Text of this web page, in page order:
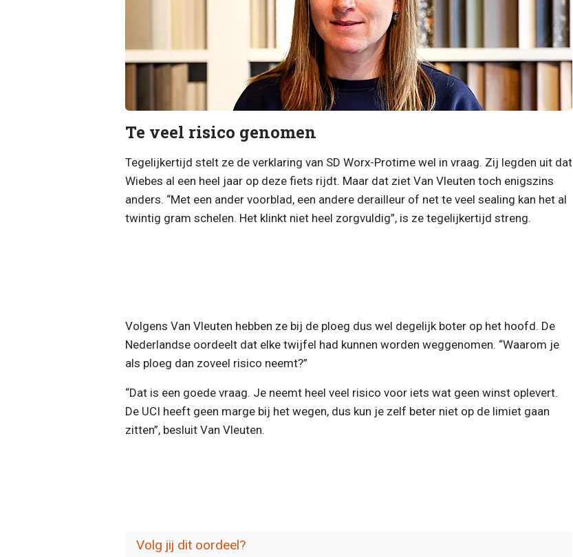
Te veel risico genomen
Tegelijkertijd stelt ze de verklaring van SD Worx-Protime wel in vraag. Zij legden uit dat
Wiebes al een heel jaar op deze fiets rijdt. Maar dat ziet Van Vleuten toch enigszins
anders. “Met een ander voorblad, een andere derailleur of net te veel sealing kan het al
twintig gram schelen. Het klinkt niet heel zorgvuldig”, is ze tegelijkertijd streng.
Volgens Van Vleuten hebben ze bij de ploeg dus wel degelijk boter op het hoofd. De
Nederlandse oordeelt dat elke twijfel had kunnen worden weggenomen. “Waarom je
als ploeg dan zoveel risico neemt?”
“Dat is een goede vraag. Je neemt heel veel risico voor iets wat geen winst oplevert.
De UCI heeft geen marge bij het wegen, dus kun je zelf beter niet op de limiet gaan
zitten”, besluit Van Vleuten.
Volg jij dit oordeel?